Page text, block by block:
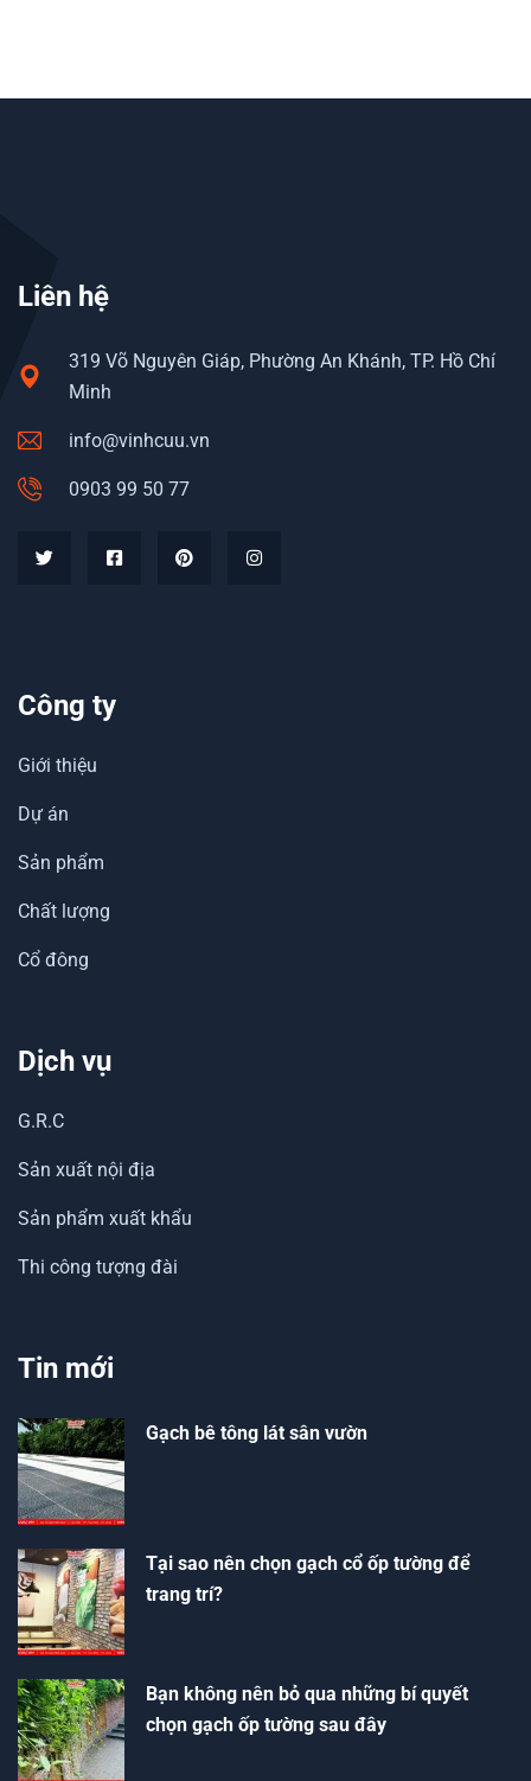
Liên hệ
319 Võ Nguyên Giáp, Phường An Khánh, TP. Hồ Chí
Minh
info@vinhcuu.vn
0903 99 50 77
Công ty
Giới thiệu
Dự án
Sản phẩm
Chất lượng
Cổ đông
Dịch vụ
G.R.C
Sản xuất nội địa
Sản phẩm xuất khẩu
Thi công tượng đài
Tin mới
Gạch bê tông lát sân vườn
Tại sao nên chọn gạch cổ ốp tường để
trang trí?
Bạn không nên bỏ qua những bí quyết
chọn gạch ốp tường sau đây